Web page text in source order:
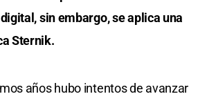
sin embargo, se aplica una
Sternik.
años hubo intentos de avanzar